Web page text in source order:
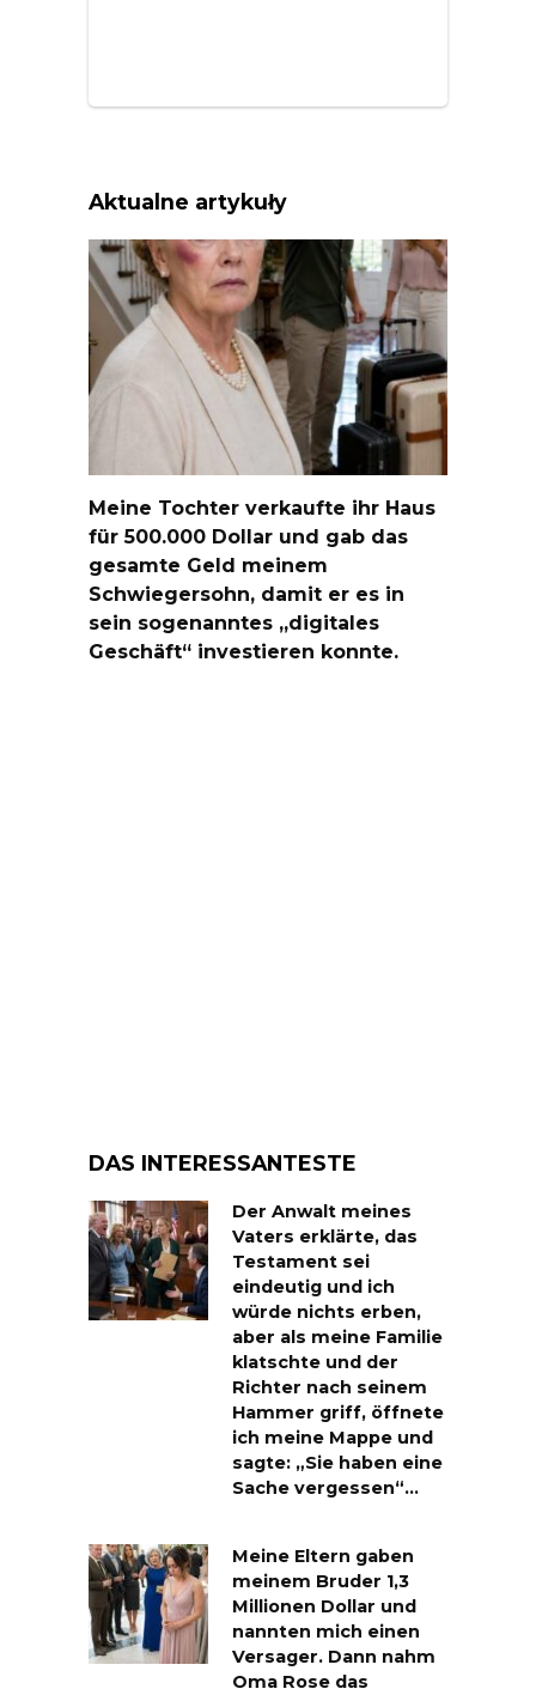
Aktualne artykuły
Meine Tochter verkaufte ihr Haus
für 500.000 Dollar und gab das
gesamte Geld meinem
Schwiegersohn, damit er es in
sein sogenanntes „digitales
Geschäft“ investieren konnte.
DAS INTERESSANTESTE
Der Anwalt meines
Vaters erklärte, das
Testament sei
eindeutig und ich
würde nichts erben,
aber als meine Familie
klatschte und der
Richter nach seinem
Hammer griff, öffnete
ich meine Mappe und
sagte: „Sie haben eine
Sache vergessen“…
Meine Eltern gaben
meinem Bruder 1,3
Millionen Dollar und
nannten mich einen
Versager. Dann nahm
Oma Rose das